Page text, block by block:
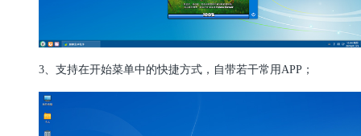
3、支持在开始菜单中的快捷方式，自带若干常用APP；